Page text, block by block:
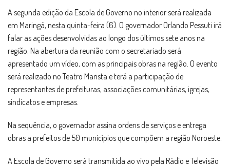
A segunda edição da Escola de Governo no interior será realizada
em Maringá, nesta quinta-feira (6). O governador Orlando Pessuti irá
falar as ações desenvolvidas ao longo dos últimos sete anos na
região. Na abertura da reunião com o secretariado será
apresentado um vídeo, com as principais obras na região. O evento
será realizado no Teatro Marista e terá a participação de
representantes de prefeituras, associações comunitárias, igrejas,
sindicatos e empresas.
Na sequência, o governador assina ordens de serviços e entrega
obras a prefeitos de 50 municípios que compõem a região Noroeste.
A Escola de Governo será transmitida ao vivo pela Rádio e Televisão